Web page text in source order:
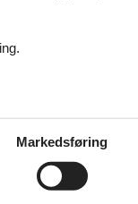
Markedsføring